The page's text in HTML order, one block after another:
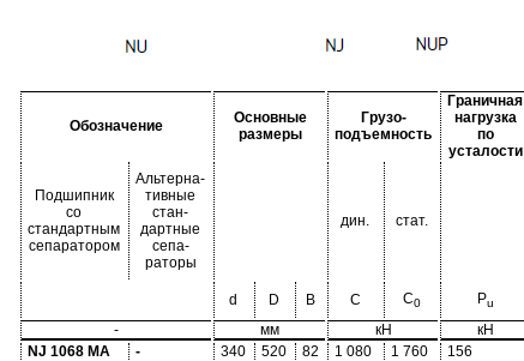
Обозначение
Основные
размеры
Грузо-
подъемность
Граничная
нагрузка
по
усталости
Подшипник
со
стандартным
сепаратором
Альтерна-
тивные
стан-
дартные
сепа-
раторы
дин. стат.
d D B C C0 Pu
-
мм кН кН
NJ 1068 MA
- 340 520 82 1 080 1 760 156